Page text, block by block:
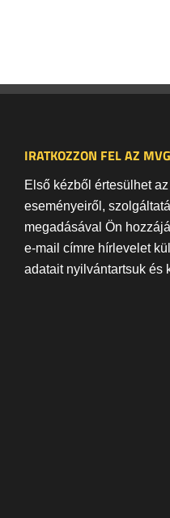
IRATKOZZON FEL AZ
Első kézből értesülhet
eseményeiről,
megadásával Ön
e-mail címre hírlevelet
adatait nyilvántartsuk és